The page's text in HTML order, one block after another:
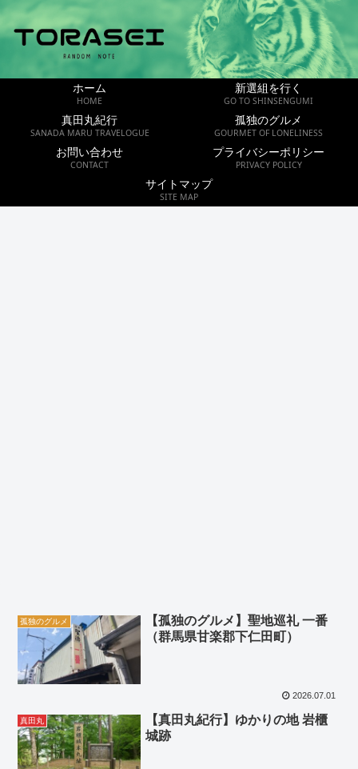
ホーム
HOME
新選組を行く
GO TO SHINSENGUMI
真田丸紀行
SANADA MARU TRAVELOGUE
孤独のグルメ
GOURMET OF LONELINESS
お問い合わせ
CONTACT
プライバシーポリシー
PRIVACY POLICY
サイトマップ
SITE MAP
孤独のグルメ
【孤独のグルメ】聖地巡礼 一番
（群馬県甘楽郡下仁田町）
2026.07.01
真田丸
【真田丸紀行】ゆかりの地 岩櫃
城跡